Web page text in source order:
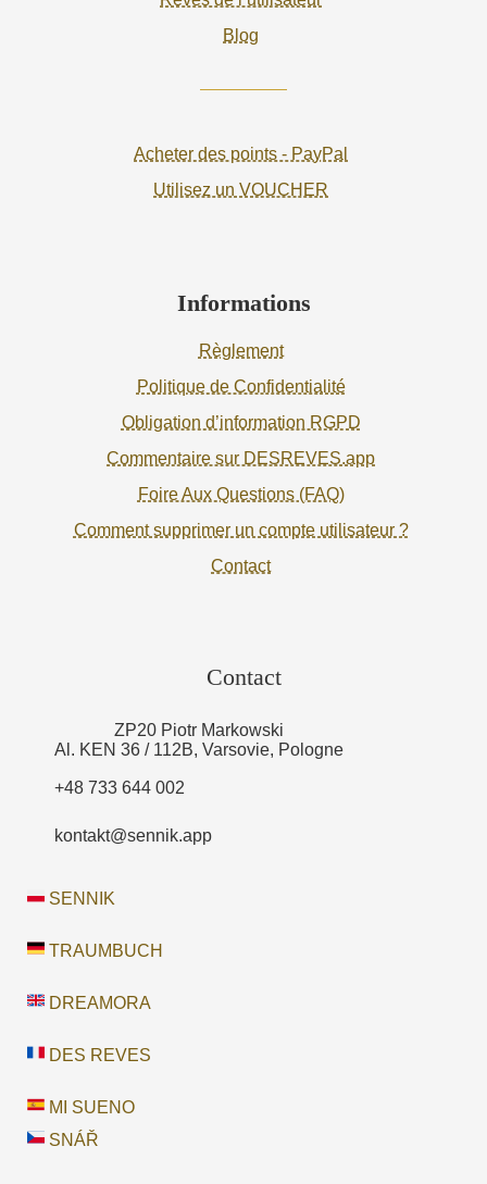
Blog
Acheter des points - PayPal
Utilisez un VOUCHER
Informations
Règlement
Politique de Confidentialité
Obligation d’information RGPD
Commentaire sur DESREVES.app
Foire Aux Questions (FAQ)
Comment supprimer un compte utilisateur ?
Contact
Contact
ZP20 Piotr Markowski
Al. KEN 36 / 112B, Varsovie, Pologne
+48 733 644 002
kontakt@sennik.app
SENNIK
TRAUMBUCH
DREAMORA
DES REVES
MI SUENO
SNÁŘ